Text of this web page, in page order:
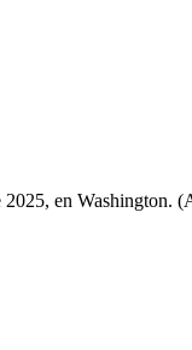
2025, en Washington.